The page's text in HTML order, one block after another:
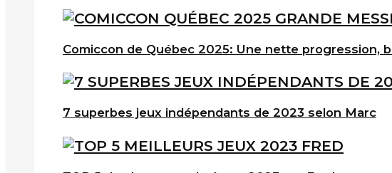
Comiccon de Québec 2025: Une nette progression,
7 superbes jeux indépendants de 2023 selon Marc